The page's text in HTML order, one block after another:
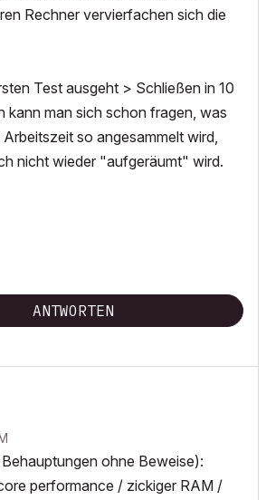
Rechner vervierfachen sich die
Test ausgeht > Schließen in 10
kann man sich schon fragen, was
so angesammelt wird,
nicht wieder "aufgeräumt" wird.
ANTWORTEN
ohne Beweise):
performance / zickiger RAM /